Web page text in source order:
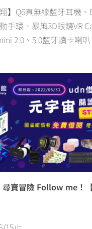
】Q6真無線藍牙耳機、
手環、暴風3D眼鏡VR
2.0、5.0藍牙讀卡喇
寶冒險 Follow me！